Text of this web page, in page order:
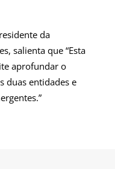
da
salienta que “Esta
aprofundar o
duas entidades e